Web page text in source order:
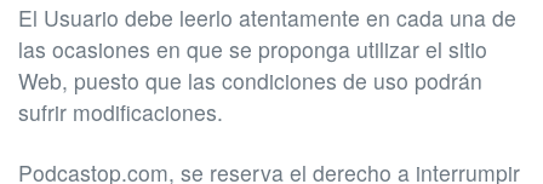
El Usuario debe leerlo atentamente en cada una de
las ocasiones en que se proponga utilizar el sitio
Web, puesto que las condiciones de uso podrán
sufrir modificaciones.
Podcastop.com, se reserva el derecho a interrumpir